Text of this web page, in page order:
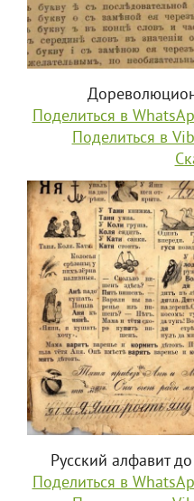
Поделиться в
Поделиться в
Русский алфавит
Поделиться в